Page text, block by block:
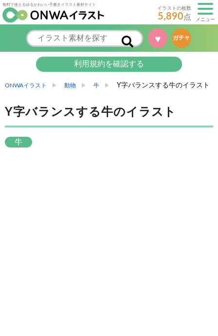
無料で使えるゆるかわいい手書きイラスト素材サイト
イラストの枚数
5,890点 メニュー
♥ ガチャ
利用規約を確認する
ONWAイラスト 動物 牛 Y字バランスする牛のイラスト
Y字バランスする牛のイラスト
牛